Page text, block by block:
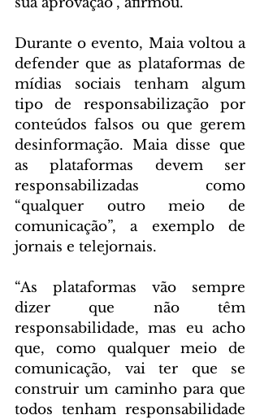
Durante o evento, Maia voltou a
defender que as plataformas de
mídias sociais tenham algum
tipo de responsabilização por
conteúdos falsos ou que gerem
desinformação. Maia disse que
as plataformas devem ser
responsabilizadas como
“qualquer outro meio de
comunicação”, a exemplo de
jornais e telejornais.
“As plataformas vão sempre
dizer que não têm
responsabilidade, mas eu acho
que, como qualquer meio de
comunicação, vai ter que se
construir um caminho para que
todos tenham responsabilidade